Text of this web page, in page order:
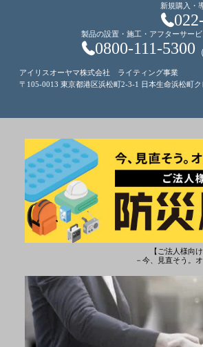
新規購入・
製品の設置・施工・アフターサー
0800-111-5300
アイリスオーヤマ株式会社 ライティング事業
〒105-0013 東京都港区浜松町2-3-1 日本生命浜松町
【ご法人様向
－今、見直そう。